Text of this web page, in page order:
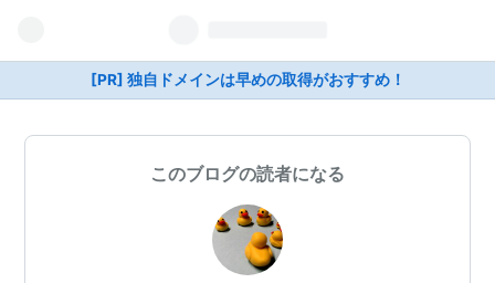
[PR] 独自ドメインは早めの取得がおすすめ！
このブログの読者になる